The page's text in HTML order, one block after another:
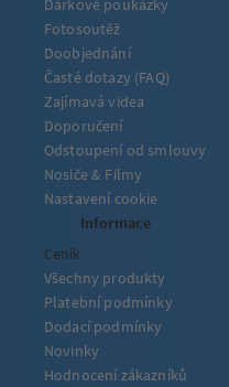
Fotosoutěž
Doobjednání
Časté dotazy (FAQ)
Zajímavá videa
Doporučení
Odstoupení od smlouvy
Nosiče & Filmy
Nastavení cookie
Informace
Ceník
Všechny produkty
Platební podmínky
Dodací podmínky
Novinky
Hodnocení zákazníků